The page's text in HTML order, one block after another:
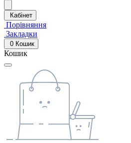
Кабінет
Порівняння
Закладки
0 Кошик
Кошик